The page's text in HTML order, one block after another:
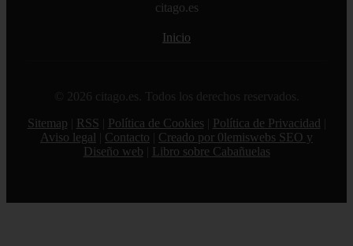
citago.es
Inicio
© 2026 citago.es. Todos los derechos reservados.
Sitemap
RSS Política de Cookies Política de Privacidad
Aviso legal
Contacto
Creado por 0lemiswebs SEO y
Diseño web
Libro sobre Cabañuelas